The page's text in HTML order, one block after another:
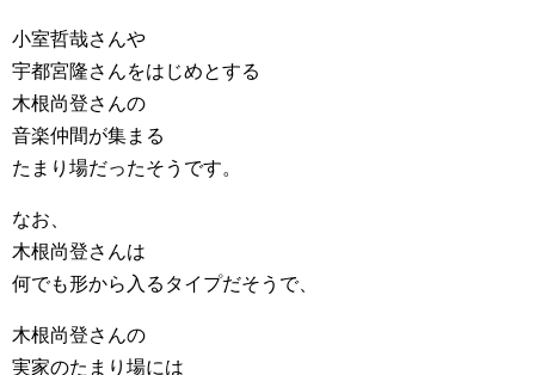
小室哲哉さんや
宇都宮隆さんをはじめとする
木根尚登さんの
音楽仲間が集まる
たまり場だったそうです。
なお、
木根尚登さんは
何でも形から入るタイプだそうで、
木根尚登さんの
実家のたまり場には